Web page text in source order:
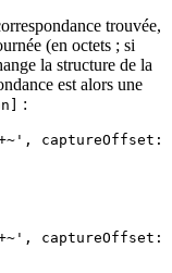
trouvée,
(en octets ; si
la structure de la
est alors une
: